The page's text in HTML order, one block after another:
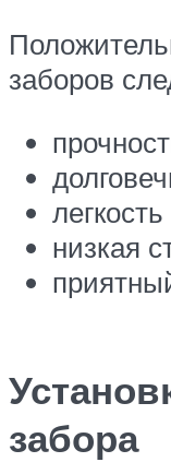
заборов
низкая
забора